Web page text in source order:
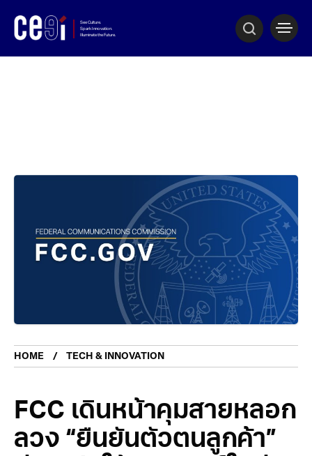
HOME TECH & INNOVATION
FCC เดินหน้าคุมสายหลอก
ลวง “ยืนยันตัวตนลูกค้า”